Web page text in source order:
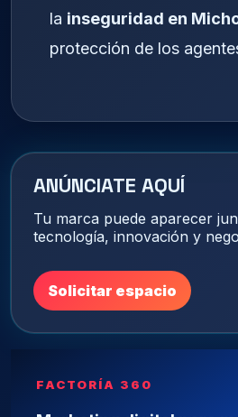
la inseguridad en
protección de los
ANÚNCIATE AQUÍ
Tu marca puede aparecer
tecnología, innovación y
Solicitar espacio
FACTORÍA 360